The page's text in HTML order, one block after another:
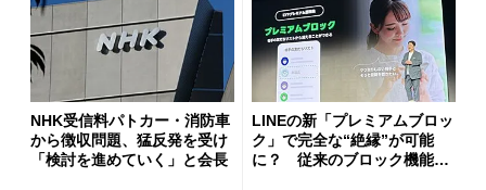
NHK受信料パトカー・消防車
から徴収問題、猛反発を受け
「検討を進めていく」と会長
LINEの新「プレミアムブロッ
ク」で完全な“絶縁”が可能
に？ 従来のブロック機能と